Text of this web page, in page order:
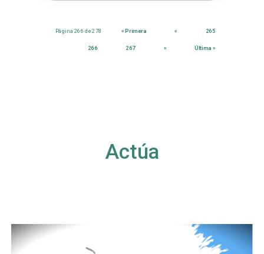
Página 266 de 278 « Primera « 265
266 267 » Última »
Actúa